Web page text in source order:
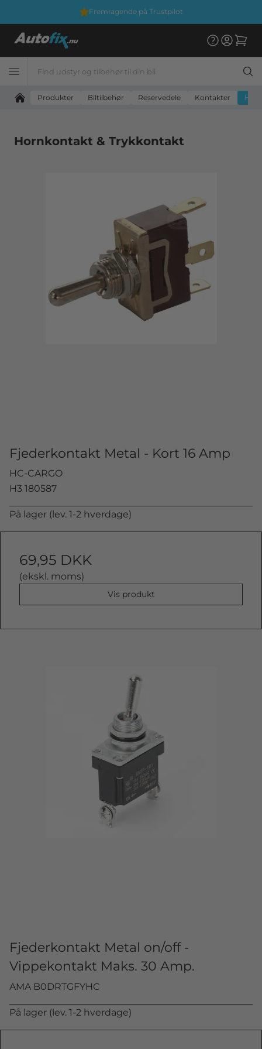
Fremragende på Trustpilot
Produkter Biltilbehør Reservedele Kontakter
Hornkontakt & Trykkontakt
Fjederkontakt Metal - Kort 16 Amp
HC-CARGO
H3 180587
På lager (lev. 1-2 hverdage)
69,95 DKK
(ekskl. moms)
Vis produkt
Fjederkontakt Metal on/off -
Vippekontakt Maks. 30 Amp.
AMA B0DRTGFYHC
På lager (lev. 1-2 hverdage)